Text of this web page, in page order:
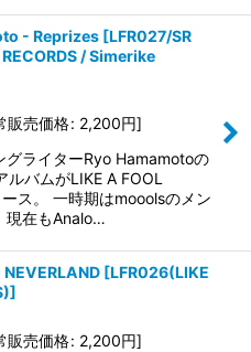
- Reprizes [LFR027/SR
/ Simerike
販売価格: 2,200円]
グライターRyo Hamamotoの
ルバムがLIKE A FOOL
ス。 一時期はmooolsのメン
現在もAnalo…
[LFR026(LIKE
]
販売価格: 2,200円]